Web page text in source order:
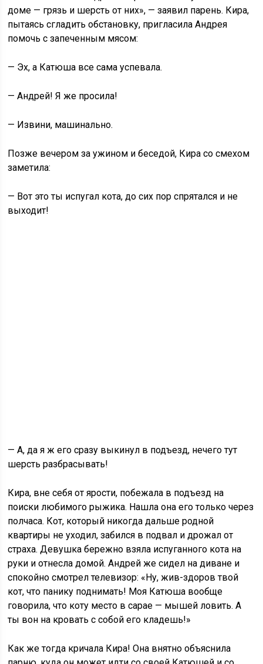
доме — грязь и шерсть от них», — заявил парень. Кира,
пытаясь сгладить обстановку, пригласила Андрея
помочь с запеченным мясом:
— Эх, а Катюша все сама успевала.
— Андрей! Я же просила!
— Извини, машинально.
Позже вечером за ужином и беседой, Кира со смехом
заметила:
— Вот это ты испугал кота, до сих пор спрятался и не
выходит!
— А, да я ж его сразу выкинул в подъезд, нечего тут
шерсть разбрасывать!
Кира, вне себя от ярости, побежала в подъезд на
поиски любимого рыжика. Нашла она его только через
полчаса. Кот, который никогда дальше родной
квартиры не уходил, забился в подвал и дрожал от
страха. Девушка бережно взяла испуганного кота на
руки и отнесла домой. Андрей же сидел на диване и
спокойно смотрел телевизор: «Ну, жив-здоров твой
кот, что панику поднимать! Моя Катюша вообще
говорила, что коту место в сарае — мышей ловить. А
ты вон на кровать с собой его кладешь!»
Как же тогда кричала Кира! Она внятно объяснила